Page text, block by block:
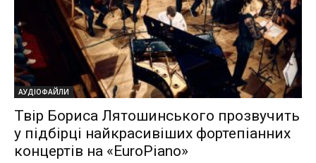
АУДІОФАЙЛИ
Твір Бориса Лятошинського прозвучить
у підбірці найкрасивіших фортепіанних
концертів на «EuroPiano»